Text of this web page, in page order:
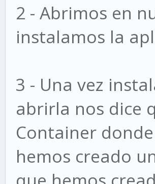
2 - Abrimos en
instalamos la
3 - Una vez
abrirla nos dice
Container
hemos creado